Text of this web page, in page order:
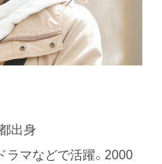
出身
ラマなどで活躍。2000